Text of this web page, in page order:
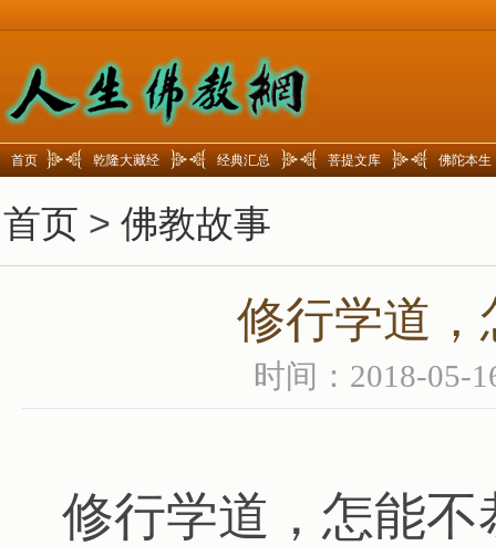
首页 乾隆大藏经 经典汇总 菩提文库 佛陀本生
首页 > 佛教故事
修行学道
时间：2018-05-
修行学道，怎能不